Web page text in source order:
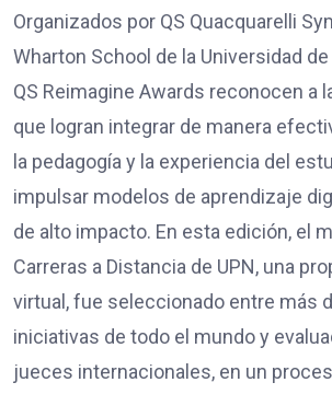
Organizados por QS Quacquarelli
Wharton School de la Universidad
QS Reimagine Awards reconocen a
que logran integrar de manera
la pedagogía y la experiencia del
impulsar modelos de aprendizaje
de alto impacto. En esta edición, el
Carreras a Distancia de UPN, una
virtual, fue seleccionado entre más
iniciativas de todo el mundo y
jueces internacionales, en un